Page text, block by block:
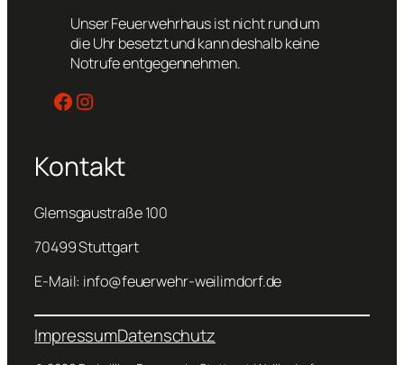
Unser Feuerwehrhaus ist nicht rund um
die Uhr besetzt und kann deshalb keine
Notrufe entgegennehmen.
Facebook Instagram
Kontakt
Glemsgaustraße 100
70499 Stuttgart
E-Mail: info@feuerwehr-weilimdorf.de
ImpressumDatenschutz